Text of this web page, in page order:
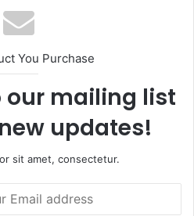
You Purchase
our mailing list
updates!
sit amet, consectetur.